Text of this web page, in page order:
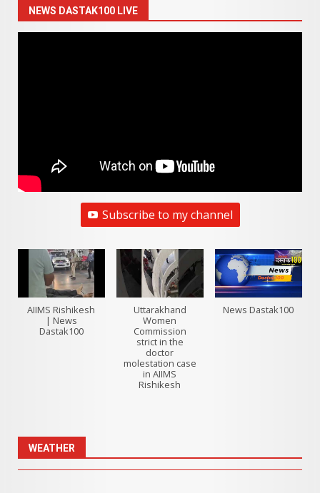
NEWS DASTAK100 LIVE
Subscribe to my channel
AIIMS Rishikesh
| News
Dastak100
Uttarakhand
Women
Commission
strict in the
doctor
molestation case
in AIIMS
Rishikesh
News Dastak100
WEATHER